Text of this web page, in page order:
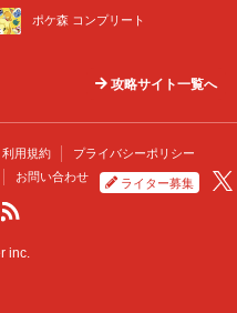
ポケ森 コンプリート
攻略サイト一覧へ
利用規約
プライバシーポリシー
お問い合わせ ライター募集
inc.